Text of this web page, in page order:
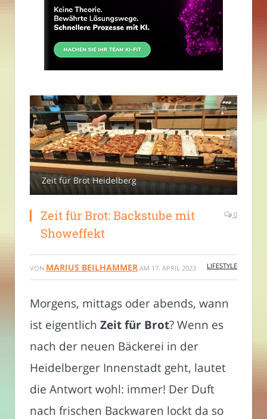
Zeit für Brot Heidelberg
Zeit für Brot: Backstube mit
Showeffekt
0
VON MARIUS BEILHAMMER AM 17. APRIL 2023 LIFESTYLE
Morgens, mittags oder abends, wann
ist eigentlich Zeit für Brot? Wenn es
nach der neuen Bäckerei in der
Heidelberger Innenstadt geht, lautet
die Antwort wohl: immer! Der Duft
nach frischen Backwaren lockt da so